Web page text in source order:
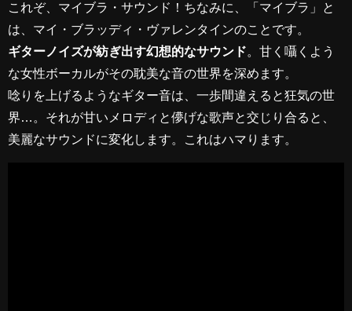
これぞ、マイブラ・サウンド！ちなみに、「マイブラ」と
は、マイ・ブラッディ・ヴァレンタインのことです。
ギターノイズが紡ぎ出す幻想的なサウンド。甘く囁くよう
な女性ボーカルがその耽美な音の世界を深めます。
唸りを上げるようなギター音は、一歩間違えると狂気の世
界…。それが甘いメロディと儚げな歌声と交じり合ると、
美麗なサウンドに変化します。これはハマります。